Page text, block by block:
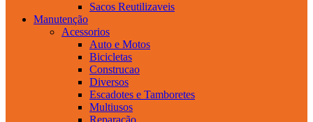
Sacos Reutilizaveis
Manutenção
Acessorios
Auto e Motos
Bicicletas
Construcao
Diversos
Escadotes e Tamboretes
Multiusos
Reparação